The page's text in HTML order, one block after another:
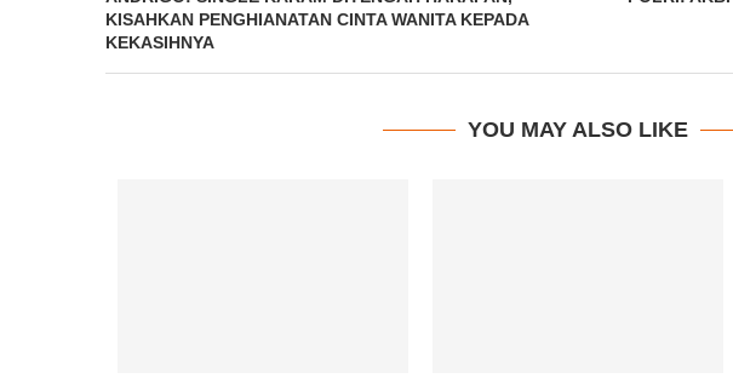
KISAHKAN PENGHIANATAN CINTA WANITA KEPADA
KEKASIHNYA
YOU MAY ALSO LIKE